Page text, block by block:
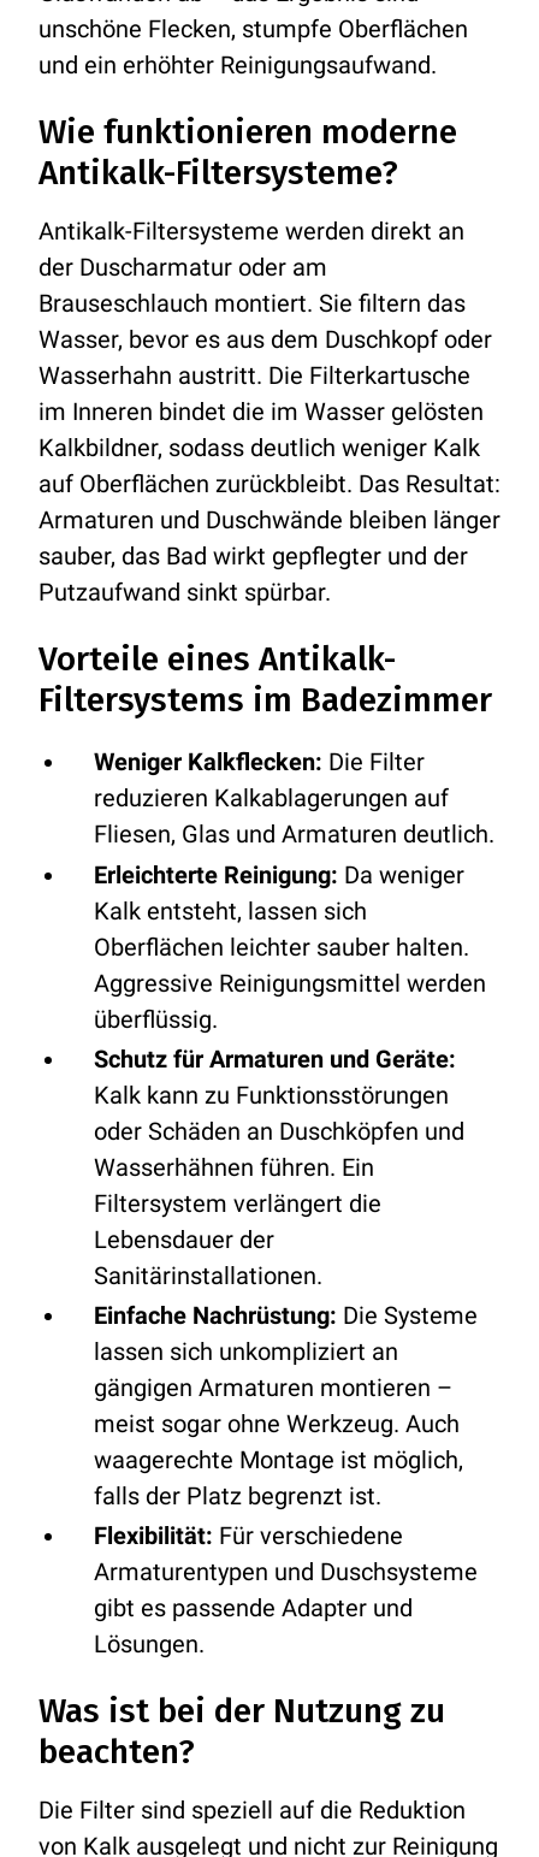
unschöne Flecken, stumpfe Oberflächen
und ein erhöhter Reinigungsaufwand.
Wie funktionieren moderne
Antikalk-Filtersysteme?
Antikalk-Filtersysteme werden direkt an
der Duscharmatur oder am
Brauseschlauch montiert. Sie filtern das
Wasser, bevor es aus dem Duschkopf oder
Wasserhahn austritt. Die Filterkartusche
im Inneren bindet die im Wasser gelösten
Kalkbildner, sodass deutlich weniger Kalk
auf Oberflächen zurückbleibt. Das Resultat:
Armaturen und Duschwände bleiben länger
sauber, das Bad wirkt gepflegter und der
Putzaufwand sinkt spürbar.
Vorteile eines Antikalk-
Filtersystems im Badezimmer
Weniger Kalkflecken: Die Filter
reduzieren Kalkablagerungen auf
Fliesen, Glas und Armaturen deutlich.
Erleichterte Reinigung: Da weniger
Kalk entsteht, lassen sich
Oberflächen leichter sauber halten.
Aggressive Reinigungsmittel werden
überflüssig.
Schutz für Armaturen und Geräte:
Kalk kann zu Funktionsstörungen
oder Schäden an Duschköpfen und
Wasserhähnen führen. Ein
Filtersystem verlängert die
Lebensdauer der
Sanitärinstallationen.
Einfache Nachrüstung: Die Systeme
lassen sich unkompliziert an
gängigen Armaturen montieren –
meist sogar ohne Werkzeug. Auch
waagerechte Montage ist möglich,
falls der Platz begrenzt ist.
Flexibilität: Für verschiedene
Armaturentypen und Duschsysteme
gibt es passende Adapter und
Lösungen.
Was ist bei der Nutzung zu
beachten?
Die Filter sind speziell auf die Reduktion
von Kalk ausgelegt und nicht zur Reinigung